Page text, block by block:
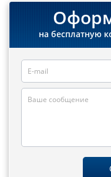
на бесплатную